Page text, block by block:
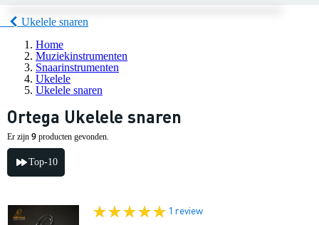
Ukelele snaren
Home
Muziekinstrumenten
Snaarinstrumenten
Ukelele
Ukelele snaren
Ortega Ukelele snaren
Er zijn 9 producten gevonden.
Top-10
1 review